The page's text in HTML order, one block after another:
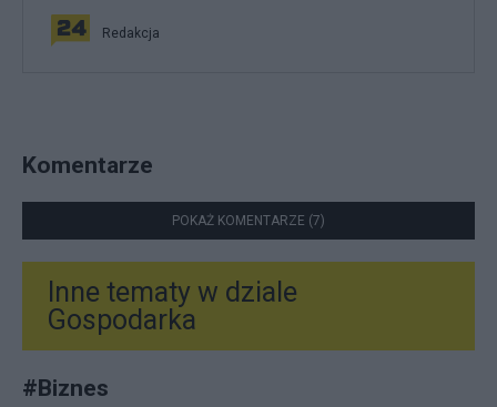
Redakcja
Komentarze
POKAŻ KOMENTARZE (7)
Inne tematy w dziale
Gospodarka
#Biznes